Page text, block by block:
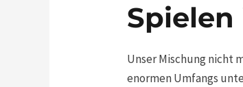
Unser Mischung nicht
enormen Umfangs